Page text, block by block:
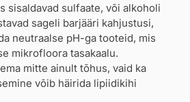
sisaldavad sulfaate, või alkoholi
sageli barjääri kahjustusi,
neutraalse pH-ga tooteid, mis
mikrofloora tasakaalu.
mitte ainult tõhus, vaid ka
võib häirida lipiidikihi